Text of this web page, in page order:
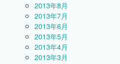
2013年8月
2013年7月
2013年6月
2013年5月
2013年4月
2013年3月